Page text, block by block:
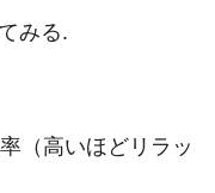
みる.
（高いほどリラッ